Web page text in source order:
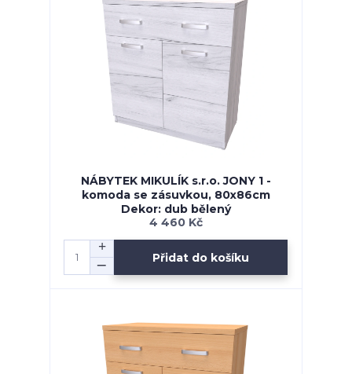
NÁBYTEK MIKULÍK s.r.o. JONY 1 -
komoda se zásuvkou, 80x86cm
Dekor: dub bělený
4 460 Kč
Přidat do košíku